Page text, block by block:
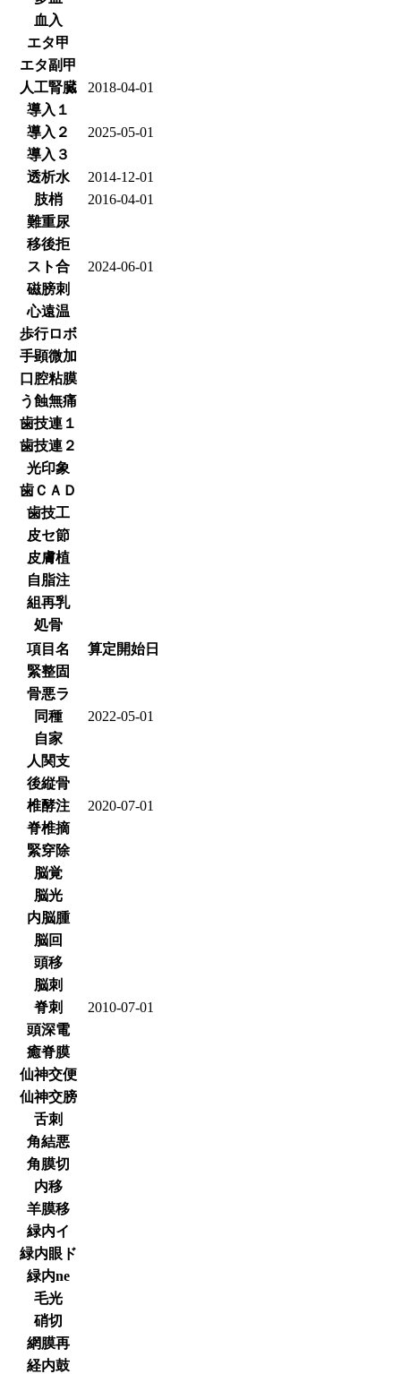
血入
エタ甲
エタ副甲
人工腎臓
2018-04-01
導入１
導入２
2025-05-01
導入３
透析水
2014-12-01
肢梢
2016-04-01
難重尿
移後拒
スト合
2024-06-01
磁膀刺
心遠温
歩行ロボ
手顕微加
口腔粘膜
う蝕無痛
歯技連１
歯技連２
光印象
歯ＣＡＤ
歯技工
皮セ節
皮膚植
自脂注
組再乳
処骨
項目名
算定開始日
緊整固
骨悪ラ
同種
2022-05-01
自家
人関支
後縦骨
椎酵注
2020-07-01
脊椎摘
緊穿除
脳覚
脳光
内脳腫
脳回
頭移
脳刺
脊刺
2010-07-01
頭深電
癒脊膜
仙神交便
仙神交膀
舌刺
角結悪
角膜切
内移
羊膜移
緑内イ
緑内眼ド
緑内ne
毛光
硝切
網膜再
経内鼓